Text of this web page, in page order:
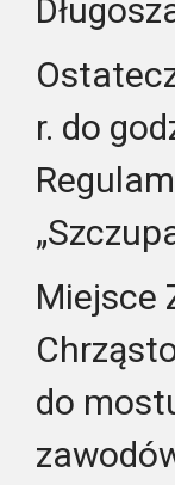
r. do
Miejsce
do